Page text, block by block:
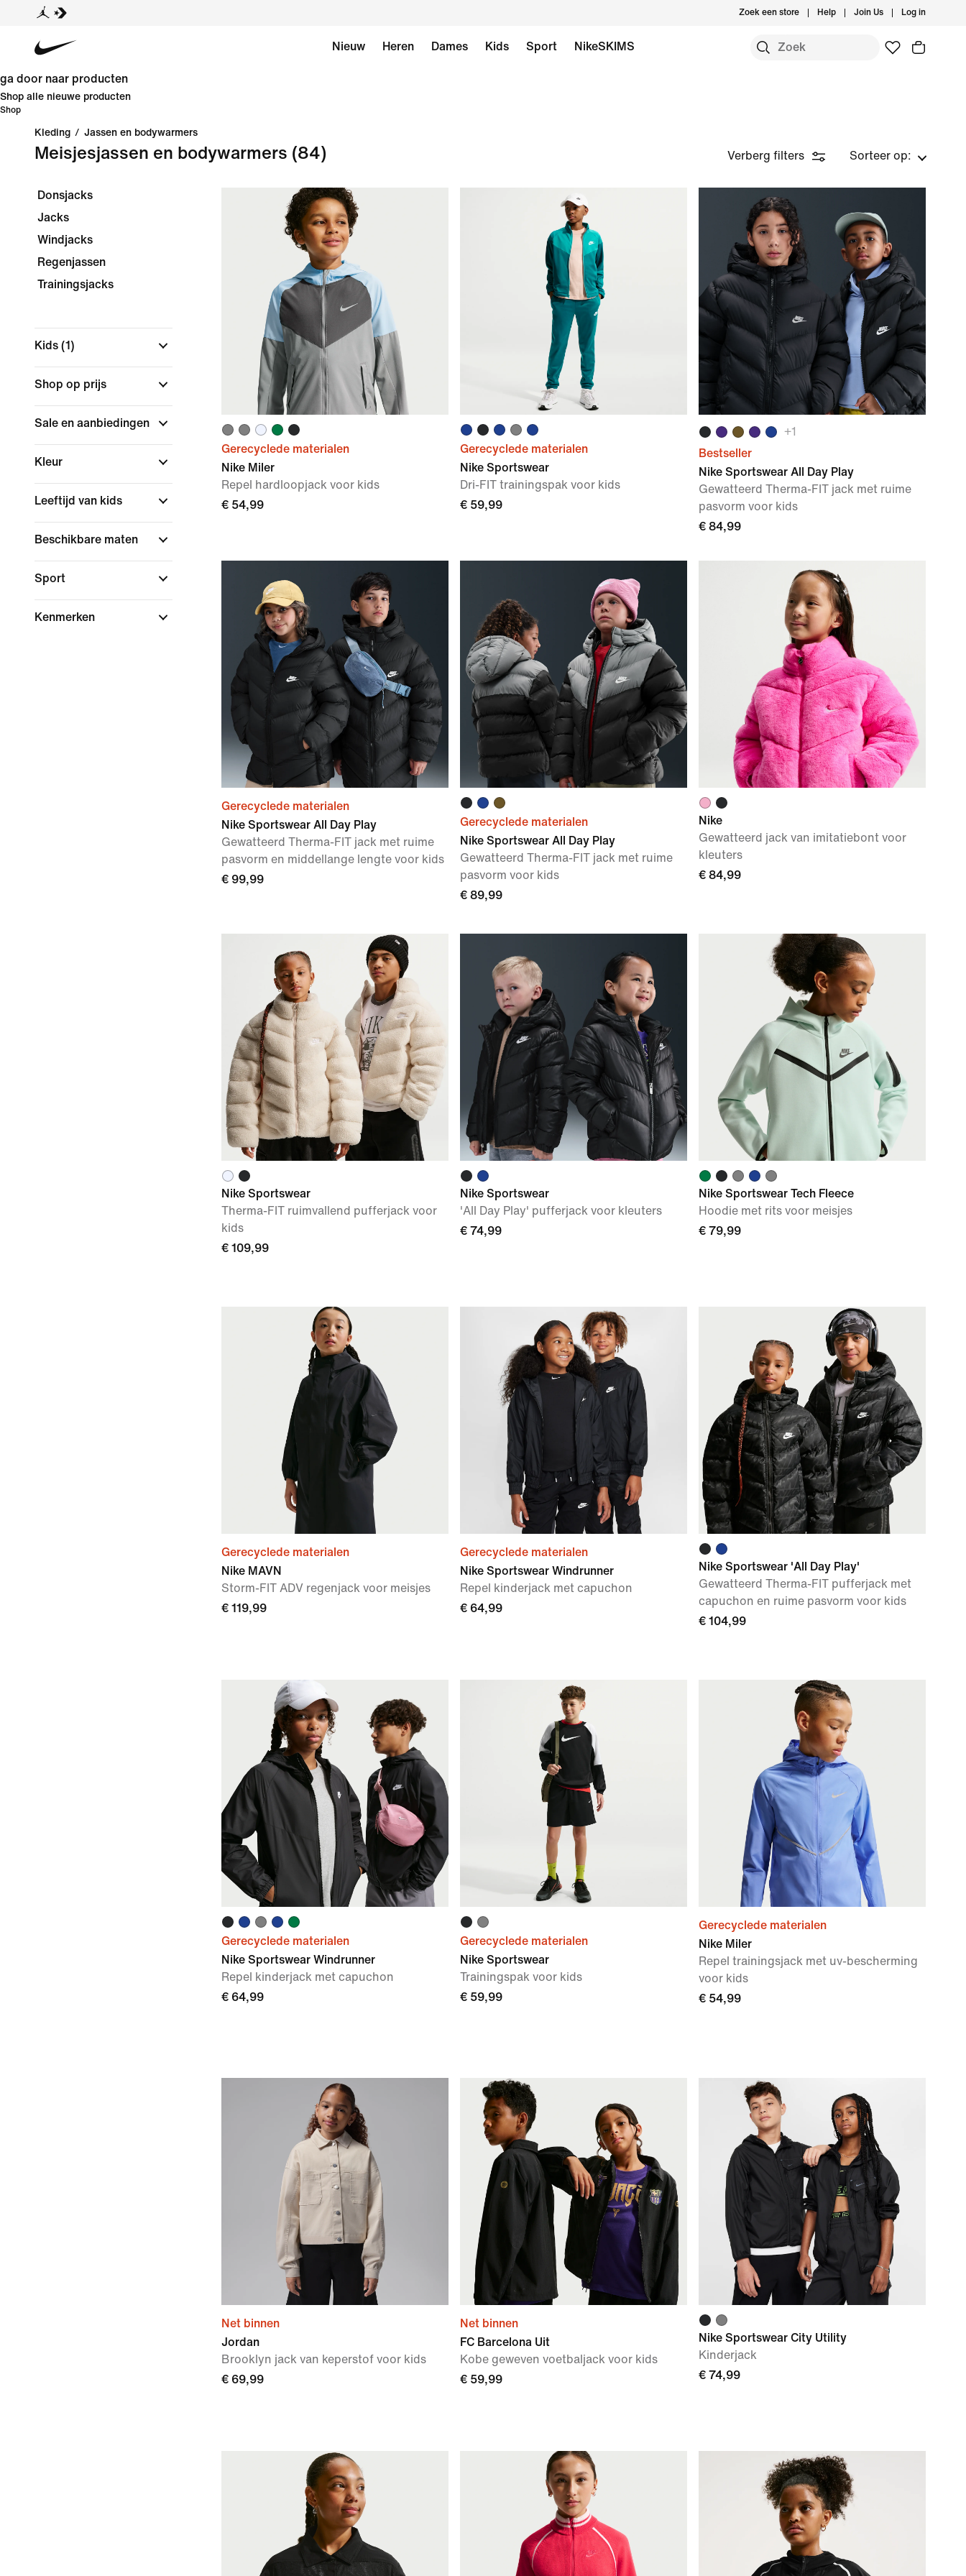
Zoek een store Help Join Us Log in
Nieuw Heren Dames Kids Sport NikeSKIMS
ga door naar producten
Shop alle nieuwe producten
Shop
Kleding / Jassen en bodywarmers
Meisjesjassen en bodywarmers (84) Verberg filters Sorteer op:
Donsjacks
Jacks
Windjacks
Regenjassen
Trainingsjacks
Kids (1)
Shop op prijs
Sale en aanbiedingen
Kleur
Leeftijd van kids
Beschikbare maten
Sport
Kenmerken
Gerecyclede materialen
Nike Miler
Repel hardloopjack voor kids
€ 54,99
Gerecyclede materialen
Nike Sportswear
Dri-FIT trainingspak voor kids
€ 59,99
+1
Bestseller
Nike Sportswear All Day Play
Gewatteerd Therma-FIT jack met ruime
pasvorm voor kids
€ 84,99
Gerecyclede materialen
Nike Sportswear All Day Play
Gewatteerd Therma-FIT jack met ruime
pasvorm en middellange lengte voor kids
€ 99,99
Gerecyclede materialen
Nike Sportswear All Day Play
Gewatteerd Therma-FIT jack met ruime
pasvorm voor kids
€ 89,99
Nike
Gewatteerd jack van imitatiebont voor
kleuters
€ 84,99
Nike Sportswear
Therma-FIT ruimvallend pufferjack voor
kids
€ 109,99
Nike Sportswear
'All Day Play' pufferjack voor kleuters
€ 74,99
Nike Sportswear Tech Fleece
Hoodie met rits voor meisjes
€ 79,99
Gerecyclede materialen
Nike MAVN
Storm-FIT ADV regenjack voor meisjes
€ 119,99
Gerecyclede materialen
Nike Sportswear Windrunner
Repel kinderjack met capuchon
€ 64,99
Nike Sportswear 'All Day Play'
Gewatteerd Therma-FIT pufferjack met
capuchon en ruime pasvorm voor kids
€ 104,99
Gerecyclede materialen
Nike Sportswear Windrunner
Repel kinderjack met capuchon
€ 64,99
Gerecyclede materialen
Nike Sportswear
Trainingspak voor kids
€ 59,99
Gerecyclede materialen
Nike Miler
Repel trainingsjack met uv-bescherming
voor kids
€ 54,99
Net binnen
Jordan
Brooklyn jack van keperstof voor kids
€ 69,99
Net binnen
FC Barcelona Uit
Kobe geweven voetbaljack voor kids
€ 59,99
Nike Sportswear City Utility
Kinderjack
€ 74,99